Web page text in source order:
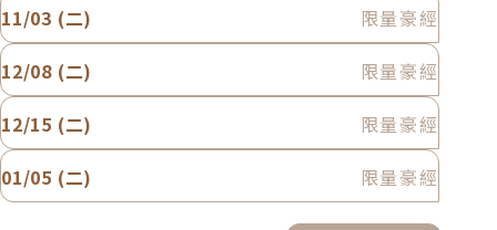
11/03 (二)
限量豪經
12/08 (二)
限量豪經
12/15 (二)
限量豪經
01/05 (二)
限量豪經